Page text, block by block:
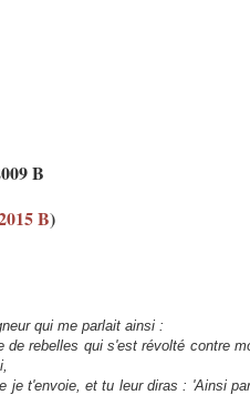
B
B)
qui me parlait ainsi :
rebelles qui s'est révolté contre
je t'envoie, et tu leur diras : 'Ainsi